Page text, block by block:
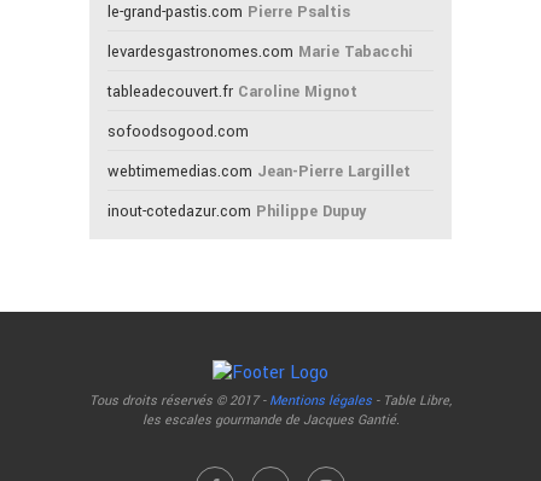
le-grand-pastis.com Pierre Psaltis
levardesgastronomes.com Marie Tabacchi
tableadecouvert.fr Caroline Mignot
sofoodsogood.com
webtimemedias.com Jean-Pierre Largillet
inout-cotedazur.com Philippe Dupuy
Tous droits réservés © 2017 - Mentions légales - Table Libre,
les escales gourmande de Jacques Gantié.